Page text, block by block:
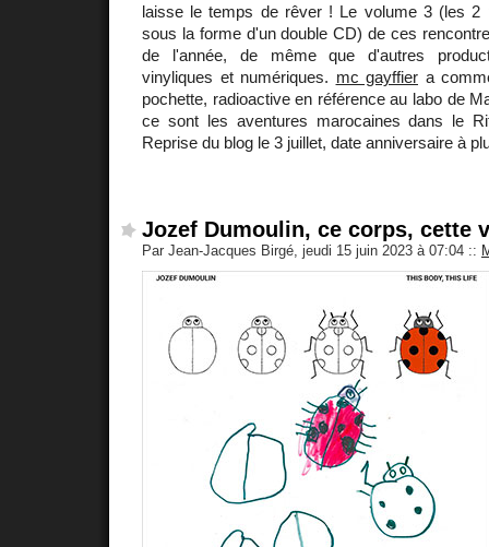
laisse le temps de rêver ! Le volume 3 (les 2
sous la forme d'un double CD) de ces
de l'année, de même que d'autres
vinyliques et numériques. mc gayffier a
pochette, radioactive en référence au labo de
ce sont les aventures marocaines dans le
Reprise du blog le 3 juillet, date anniversaire à
Jozef Dumoulin, ce corps, cette
Par Jean-Jacques Birgé, jeudi 15 juin 2023 à 07:04 ::